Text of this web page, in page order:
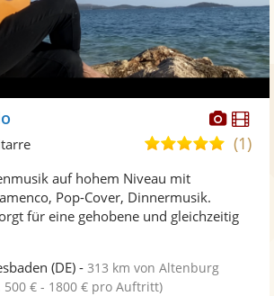
5,0
Sternen
(1)
auf hohem Niveau mit
Pop-Cover, Dinnermusik.
für eine gehobene und gleichzeitig
(DE) -313 km von Altenburg
500 € - 1800 € pro Auftritt)